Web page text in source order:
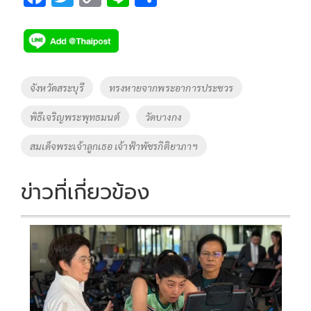
e
b
o
o
k
tt
er
p
y
Li
k
Tags
จังหวัดสระบุรี ทรงหายจากพระอาการประชวร
พิธีเจริญพระพุทธมนต์ วัดบางกง
สมเด็จพระเจ้าลูกเธอ เจ้าฟ้าพัชรกิติยาภาฯ
ข่าวที่เกี่ยวข้อง